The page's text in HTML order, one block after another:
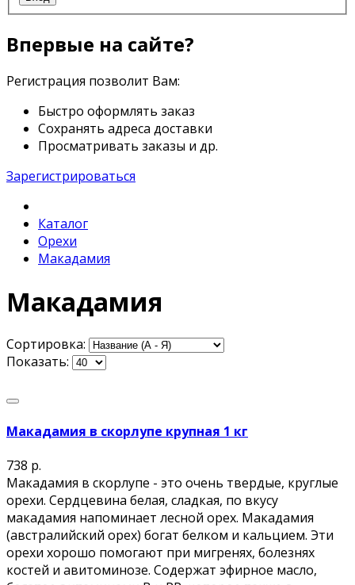
Впервые на сайте?
Регистрация позволит Вам:
Быстро оформлять заказ
Сохранять адреса доставки
Просматривать заказы и др.
Зарегистрироваться
Каталог
Орехи
Макадамия
Макадамия
Сортировка:
Показать:
Макадамия в скорлупе крупная 1 кг
738 р.
Макадамия в скорлупе - это очень твердые, круглые
орехи. Сердцевина белая, сладкая, по вкусу
макадамия напоминает лесной орех. Макадамия
(австралийский орех) богат белком и кальцием. Эти
орехи хорошо помогают при мигренях, болезнях
костей и авитоминозе. Содержат эфирное масло,